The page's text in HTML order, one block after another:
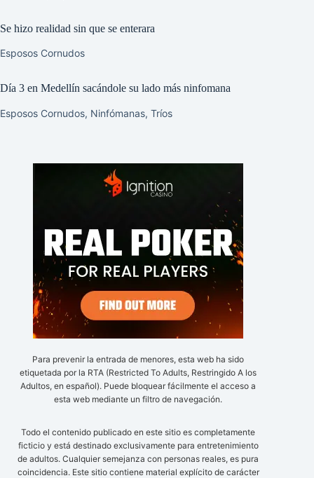
Se hizo realidad sin que se enterara
Esposos Cornudos
Día 3 en Medellín sacándole su lado más ninfomana
Esposos Cornudos, Ninfómanas, Tríos
Para prevenir la entrada de menores, esta web ha sido
etiquetada por la RTA (Restricted To Adults, Restringido A los
Adultos, en español). Puede bloquear fácilmente el acceso a
esta web mediante un filtro de navegación.
Todo el contenido publicado en este sitio es completamente
ficticio y está destinado exclusivamente para entretenimiento
de adultos. Cualquier semejanza con personas reales, es pura
coincidencia. Este sitio contiene material explícito de carácter